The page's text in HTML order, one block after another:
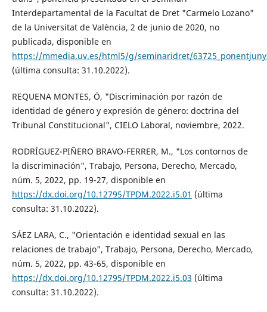
Interdepartamental de la Facultat de Dret "Carmelo Lozano"
de la Universitat de València, 2 de junio de 2020, no
publicada, disponible en
https://mmedia.uv.es/html5/g/seminaridret/
(última consulta: 31.10.2022).
REQUENA MONTES, Ó, "Discriminación por razón de
identidad de género y expresión de género: doctrina del
Tribunal Constitucional", CIELO Laboral, noviembre, 2022.
RODRÍGUEZ-PIÑERO BRAVO-FERRER, M., "Los contornos de
la discriminación", Trabajo, Persona, Derecho, Mercado,
núm. 5, 2022, pp. 19-27, disponible en
https://dx.doi.org/10.12795/TPDM.2022.i5.01 (última
consulta: 31.10.2022).
SÁEZ LARA, C., "Orientación e identidad sexual en las
relaciones de trabajo", Trabajo, Persona, Derecho, Mercado,
núm. 5, 2022, pp. 43-65, disponible en
https://dx.doi.org/10.12795/TPDM.2022.i5.03 (última
consulta: 31.10.2022).